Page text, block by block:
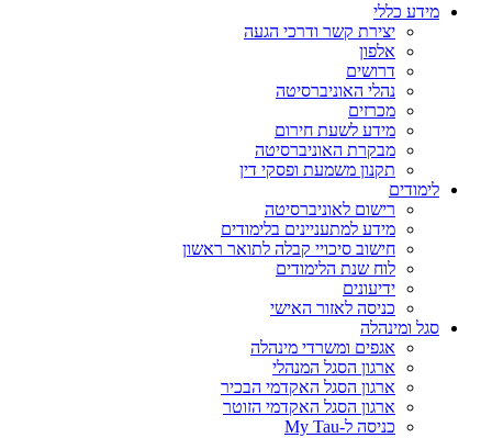
מידע כללי
יצירת קשר ודרכי הגעה
אלפון
דרושים
נהלי האוניברסיטה
מכרזים
מידע לשעת חירום
מבקרת האוניברסיטה
תקנון משמעת ופסקי דין
לימודים
רישום לאוניברסיטה
מידע למתעניינים בלימודים
חישוב סיכויי קבלה לתואר ראשון
לוח שנת הלימודים
ידיעונים
כניסה לאזור האישי
סגל ומינהלה
אגפים ומשרדי מינהלה
ארגון הסגל המנהלי
ארגון הסגל האקדמי הבכיר
ארגון הסגל האקדמי הזוטר
כניסה ל-My Tau